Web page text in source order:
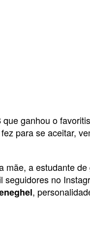
ganhou o
para se aceitar,
mãe, a estudante
seguidores no
,